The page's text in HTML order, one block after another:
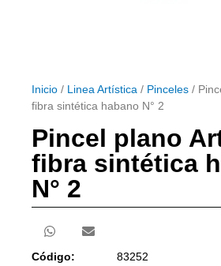
Inicio / Linea Artística / Pinceles /
fibra sintética habano N° 2
Pincel plano
fibra sintética
N° 2
Código:
83252